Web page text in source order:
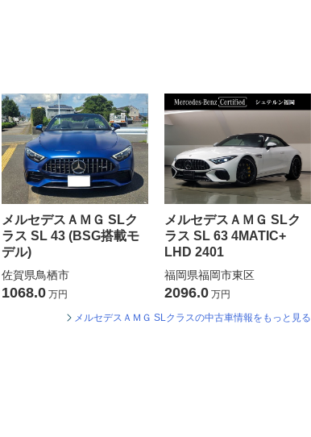
メルセデスＡＭＧ SLク
ラス SL 43 (BSG搭載モ
デル)
佐賀県鳥栖市
1068.0 万円
メルセデスＡＭＧ SLク
ラス SL 63 4MATIC+
LHD 2401
福岡県福岡市東区
2096.0 万円
メルセデスＡＭＧ SLクラスの中古車情報をもっと見る